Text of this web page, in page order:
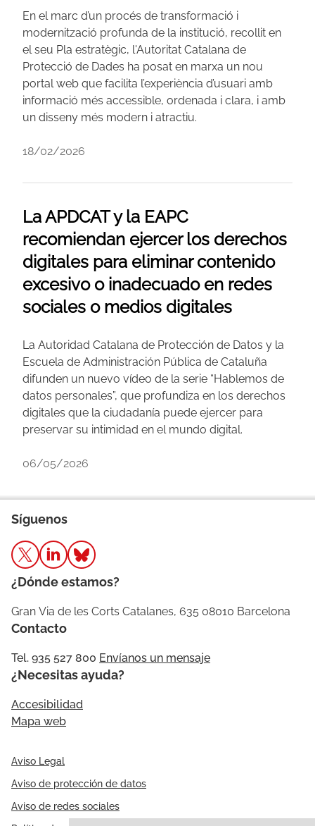
En el marc d’un procés de transformació i
modernització profunda de la institució, recollit en
el seu Pla estratègic, l'Autoritat Catalana de
Protecció de Dades ha posat en marxa un nou
portal web que facilita l’experiència d’usuari amb
informació més accessible, ordenada i clara, i amb
un disseny més modern i atractiu.
18/02/2026
La APDCAT y la EAPC
recomiendan ejercer los derechos
digitales para eliminar contenido
excesivo o inadecuado en redes
sociales o medios digitales
La Autoridad Catalana de Protección de Datos y la
Escuela de Administración Pública de Cataluña
difunden un nuevo vídeo de la serie “Hablemos de
datos personales”, que profundiza en los derechos
digitales que la ciudadanía puede ejercer para
preservar su intimidad en el mundo digital.
06/05/2026
Síguenos
¿Dónde estamos?
Gran Via de les Corts Catalanes, 635 08010 Barcelona
Contacto
Tel. 935 527 800 Envíanos un mensaje
¿Necesitas ayuda?
Accesibilidad
Mapa web
Aviso Legal
Aviso de protección de datos
Aviso de redes sociales